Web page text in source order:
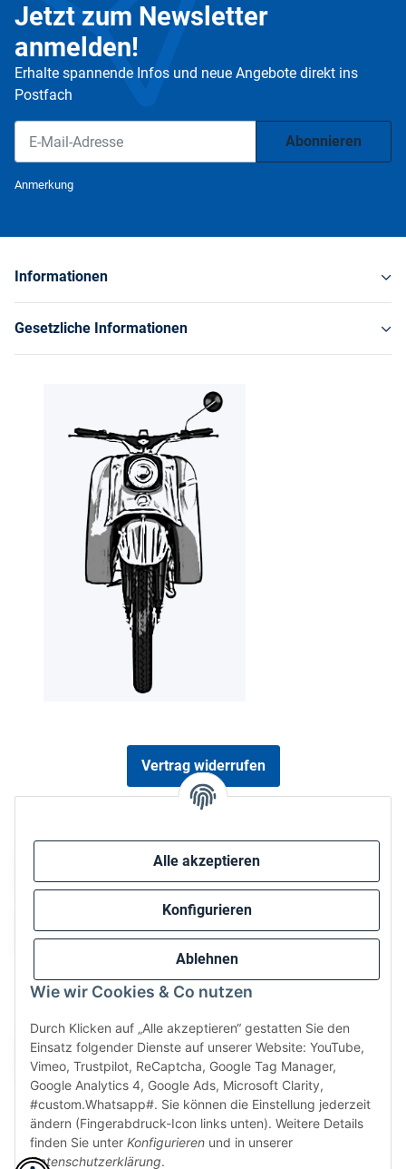
Alle akzeptieren
Konfigurieren
Ablehnen
Wie wir Cookies & Co nutzen
Durch Klicken auf „Alle akzeptieren“ gestatten Sie den
Einsatz folgender Dienste auf unserer Website: YouTube,
Vimeo, Trustpilot, ReCaptcha, Google Tag Manager,
Google Analytics 4, Google Ads, Microsoft Clarity,
#custom.Whatsapp#. Sie können die Einstellung jederzeit
ändern (Fingerabdruck-Icon links unten). Weitere Details
finden Sie unter Konfigurieren und in unserer
Datenschutzerklärung.
Jetzt zum Newsletter
anmelden!
Erhalte spannende Infos und neue Angebote direkt ins
Postfach
Abonnieren
Anmerkung
Informationen
Gesetzliche Informationen
Vertrag widerrufen
Wir versenden via:
* Alle Preise inkl. gesetzlicher USt., zzgl.